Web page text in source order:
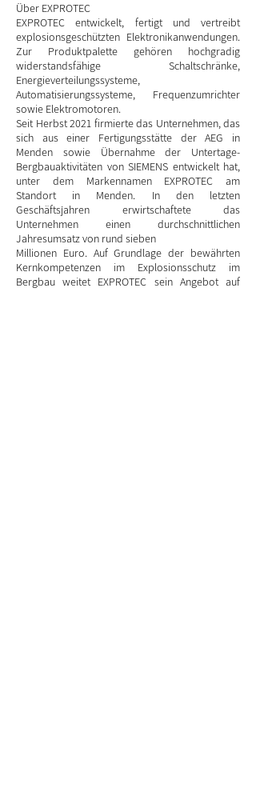
Über EXPROTEC
EXPROTEC entwickelt, fertigt und vertreibt
explosionsgeschützten Elektronikanwendungen.
Zur Produktpalette gehören hochgradig
widerstandsfähige Schaltschränke,
Energieverteilungssysteme,
Automatisierungssysteme, Frequenzumrichter
sowie Elektromotoren.
Seit Herbst 2021 firmierte das Unternehmen, das
sich aus einer Fertigungsstätte der AEG in
Menden sowie Übernahme der Untertage-
Bergbauaktivitäten von SIEMENS entwickelt hat,
unter dem Markennamen EXPROTEC am
Standort in Menden. In den letzten
Geschäftsjahren erwirtschaftete das
Unternehmen einen durchschnittlichen
Jahresumsatz von rund sieben
Millionen Euro. Auf Grundlage der bewährten
Kernkompetenzen im Explosionsschutz im
Bergbau weitet EXPROTEC sein Angebot auf